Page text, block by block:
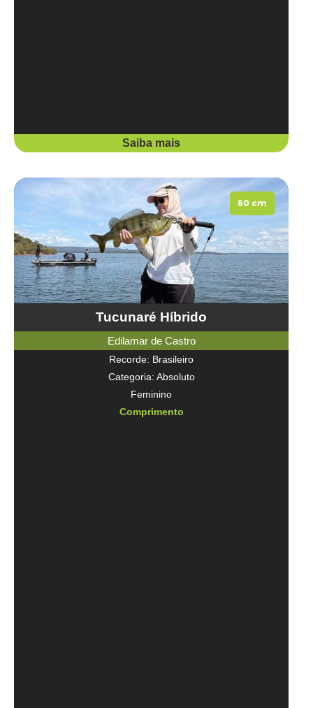
Saiba mais
60 cm
Tucunaré Híbrido
Edilamar de Castro
Recorde: Brasileiro
Categoria: Absoluto
Feminino
Comprimento